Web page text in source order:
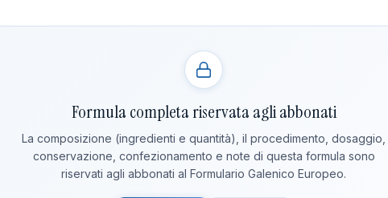
Formula completa riservata agli abbonati
La composizione (ingredienti e quantità), il procedimento, dosaggio,
conservazione, confezionamento e note di questa formula sono
riservati agli abbonati al Formulario Galenico Europeo.